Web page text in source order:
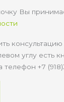
Вы
углу есть
+7